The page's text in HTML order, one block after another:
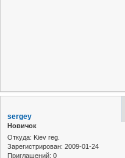
sergey
Новичок
Откуда: Kiev reg.
Зарегистрирован: 2009-01-24
Приглашений: 0